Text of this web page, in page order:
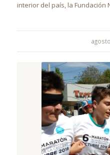
interior del país, la